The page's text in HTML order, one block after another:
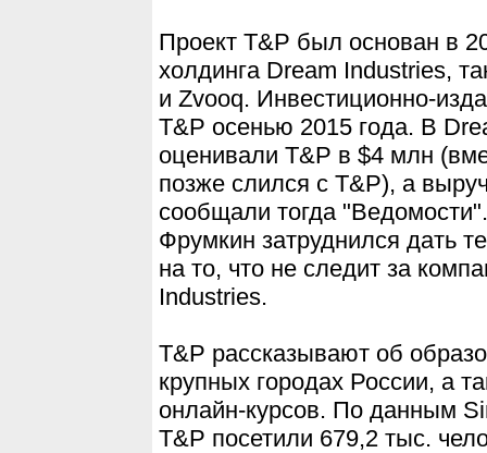
Проект T&P был основан в
холдинга Dream Industries,
и Zvooq. Инвестиционно-
T&P осенью 2015 года. В
оценивали T&P в $4 млн
позже слился с T&P), а
сообщали тогда
Фрумкин затруднился дать
на то, что не следит за
Industries.
T&P рассказывают об
крупных городах России, а
онлайн-курсов. По данным
T&P посетили 679,2 тыс.